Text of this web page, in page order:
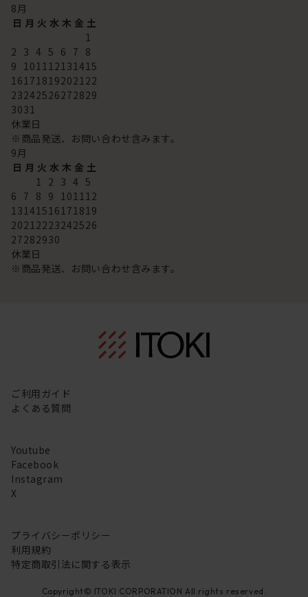
8 月
日 月 火 水 木 金 土
1
2 3 4 5 6 7 8
9
10 11 12 13 14 15
16 17 18 192021 22
23242526272829
3031
休業日
※商品発送、お問い合わせ含みます。
9 月
日 月 火 水 木 金 土
1
2 3 4 5
6 7 8 9 10 11 12
13 14 15 16 17 18 19
2021 2223242526
27282930
休業日
※商品発送、お問い合わせ含みます。
ご利用ガイド
よくある質問
Youtube
Facebook
Instagram
X
プライバシーポリシー
利用規約
特定商取引法に関する表示
Copyright© ITOKI CORPORATION All rights reserved.